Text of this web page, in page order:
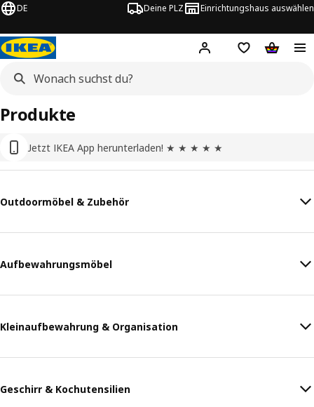
DE Deine PLZ Einrichtungshaus auswählen
Hej! Jetzt anmelden.
Einkaufsliste
Jetzt IKEA App herunterladen! ★ ★ ★ ★ ★
Produkte
Outdoormöbel & Zubehör
Aufbewahrungsmöbel
Kleinaufbewahrung & Organisation
Geschirr & Kochutensilien